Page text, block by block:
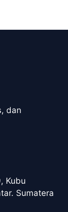
dan
Kubu
Sumatera